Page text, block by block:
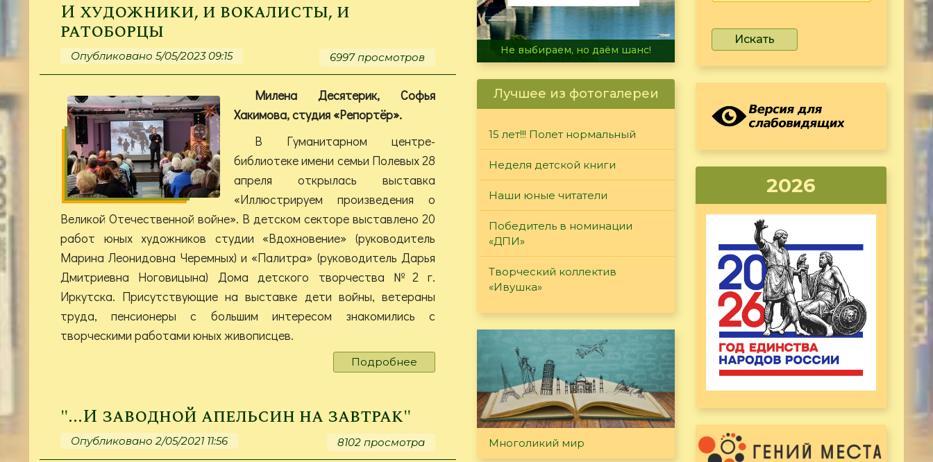
И художники, и вокалисты, и
ратоборцы
Опубликовано 5/05/2023 09:15 6997 просмотров
Милена Десятерик, Софья
Хакимова, студия «Репортёр».
В Гуманитарном центре-
библиотеке имени семьи Полевых 28
апреля открылась выставка
«Иллюстрируем произведения о
Великой Отечественной войне». В детском секторе выставлено 20
работ юных художников студии «Вдохновение» (руководи­тель
Марина Леонидовна Черемных) и «Палитра» (руководи­тель Дарья
Дмитриевна Ноговицына) Дома детского творче­ства №2 г.
Иркутска. Присутствующие на выставке дети войны, ветераны
труда, пенсионеры с большим интересом знакоми­лись с
творческими работами юных живописцев.
Подробнее
И
художники,
вокалисты,
и
ратоборцы
"...И заводной апельсин на завтрак"
Опубликовано 2/05/2021 11:56 8102 просмотра
В огне не горит, в воде не тонет
Лучшее из фотогалереи
15 лет!!! Полет нормальный
Неделя детской книги
Наши юные читатели
Победитель в номинации
«ДПИ»
Творческий коллектив
«Ивушка»
Многоликий мир
Искать
2026